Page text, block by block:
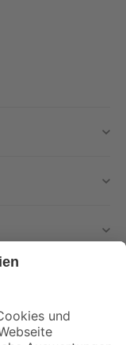
verpassen!